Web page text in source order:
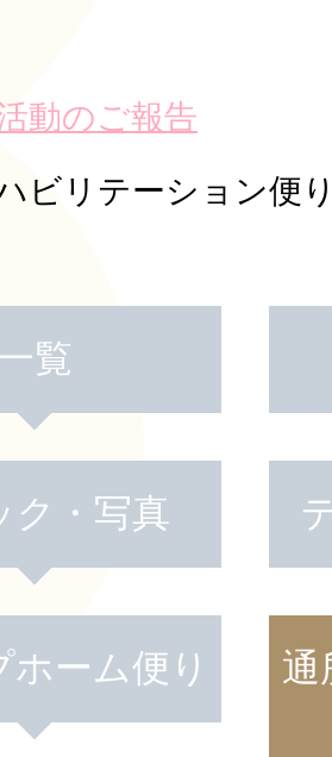
動のご報告
ビリテーション便
覧
ク・写真
ホーム便り 通
秀英会につ
事業所紹介
ぶさ消化器・内視
活動のご報
報 採用情報